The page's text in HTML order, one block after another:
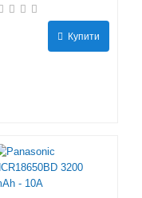
Купити